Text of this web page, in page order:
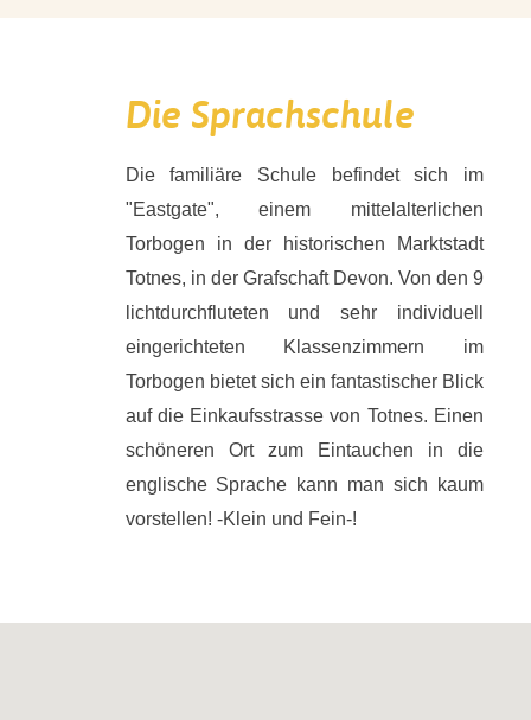
Die Sprachschule
Die familiäre Schule befindet sich im
"Eastgate", einem mittelalterlichen
Torbogen in der historischen Marktstadt
Totnes, in der Grafschaft Devon. Von den 9
lichtdurchfluteten und sehr individuell
eingerichteten Klassenzimmern im
Torbogen bietet sich ein fantastischer Blick
auf die Einkaufsstrasse von Totnes. Einen
schöneren Ort zum Eintauchen in die
englische Sprache kann man sich kaum
vorstellen! -Klein und Fein-!